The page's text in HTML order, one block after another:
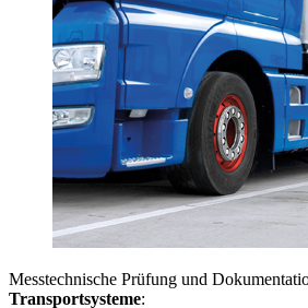
Messtechnische Prüfung und
Transportsysteme: